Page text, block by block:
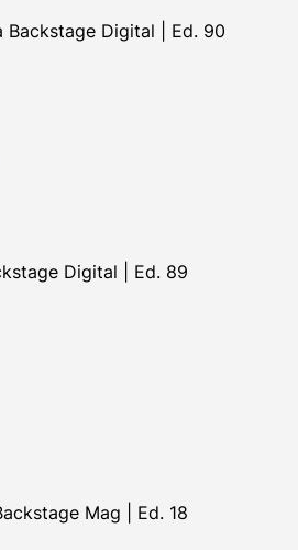
Backstage Digital | Ed. 90
Digital | Ed. 89
Mag | Ed. 18